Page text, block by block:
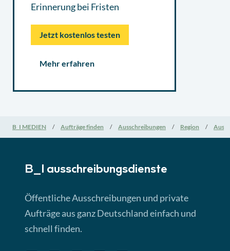
Erinnerung bei Fristen
Jetzt kostenlos testen
Mehr erfahren
B_I MEDIEN Aufträge finden Ausschreibungen Region
B_I ausschreibungs­dienste
Öffentliche Ausschreibungen und private
Aufträge aus ganz Deutschland einfach und
schnell finden.